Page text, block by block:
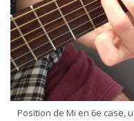
Position de Mi en 6e case,